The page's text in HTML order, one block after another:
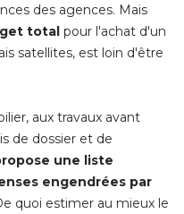
des agences. Mais
total pour l'achat d'un
satellites, est loin d'être
aux travaux avant
de dossier et de
une liste
engendrées par
quoi estimer au mieux le